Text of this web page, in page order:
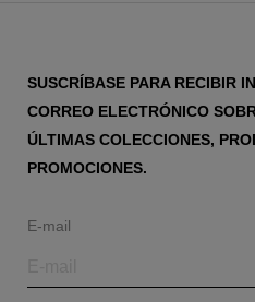
SUSCRÍBASE PARA RECIBIR
CORREO ELECTRÓNICO
ÚLTIMAS COLECCIONES,
PROMOCIONES.
E-mail